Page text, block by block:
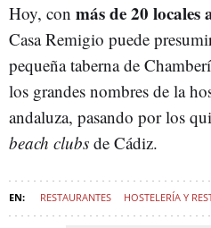
Hoy, con más de 20 locales
Casa Remigio puede
pequeña taberna de
los grandes nombres de la
andaluza, pasando por los
beach clubs de Cádiz.
RESTAURANTES HOSTELERÍA Y